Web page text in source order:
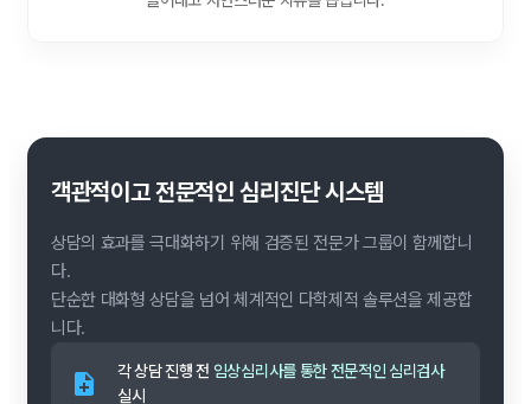
객관적이고 전문적인 심리진단 시스템
상담의 효과를 극대화하기 위해 검증된 전문가 그룹이 함께합니
다.
단순한 대화형 상담을 넘어 체계적인 다학제적 솔루션을 제공합
니다.
각 상담 진행 전 임상심리사를 통한 전문적인 심리검사
실시